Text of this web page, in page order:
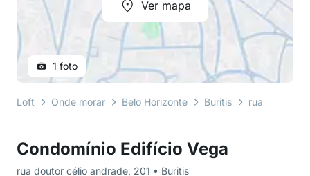
Condomínio Edifício Vega
rua doutor célio andrade, 201 • Buritis
Ver mapa
1 foto
Loft Onde morar Belo Horizonte Buritis rua doutor